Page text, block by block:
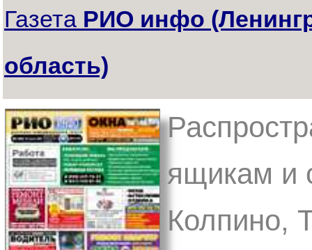
Газета РИО инфо
область)
ящикам и
Колпино,